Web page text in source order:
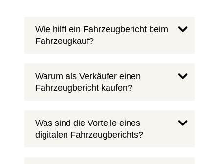
Wie hilft ein Fahrzeugbericht beim
Fahrzeugkauf?
Warum als Verkäufer einen
Fahrzeugbericht kaufen?
Was sind die Vorteile eines
digitalen Fahrzeugberichts?